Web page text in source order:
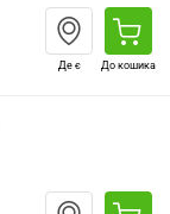
Де є До кошика